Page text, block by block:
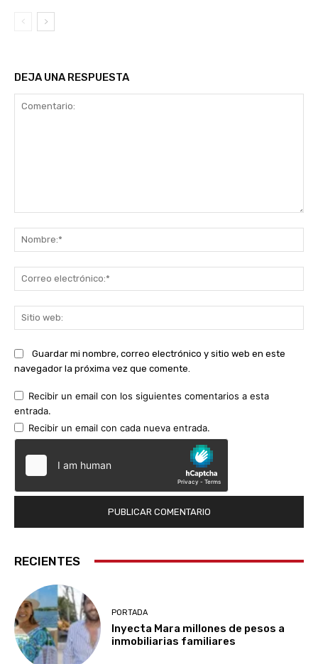
DEJA UNA RESPUESTA
Guardar mi nombre, correo electrónico y sitio web en este
navegador la próxima vez que comente.
Recibir un email con los siguientes comentarios a esta
entrada.
Recibir un email con cada nueva entrada.
RECIENTES
PORTADA
Inyecta Mara millones de pesos a
inmobiliarias familiares